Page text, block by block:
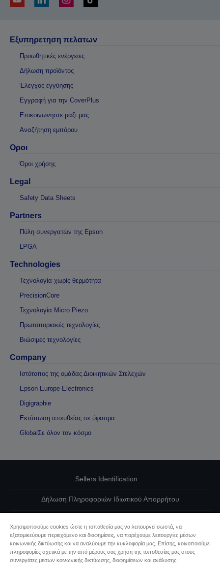
Εξυπηρετηση πελατων
Προωθητικές ενέργειες
Δήλωση προϊόντος
Έλεγχος εγγύησης
Εγγραφή για την CoverPlus
Επικοινωνηστε μαζι μας
Αναζήτηση εμπόρου
Οροι
Όροι χρήσης
Legal
Safety Data Sheets
Partners
Πύλη συνεργατών της Epson
LPGA
Technologies
Τεχνολογία χωρίς θερμότητα
PrecisionCore
Τεχνολογία Micro Piezo
Πρωτοποριακές τεχνολογίες
Βιώσιμες τεχνολογίες
Company
Ιστότοπος της ομάδας Διοικητικών Στελεχών
Epson Europe Electronics
Digigraphie
Εκτύπωση απευθείας σε ύφασμα
GlobalΣε όλον τον κόσμο
Sellers Identification
Δήλωση Πληροφοριών Ιδιωτικού Απορρήτου
Επικοινωνήστε μαζί μας για τα δεδομένα σας
Πληροφορίες σχετικά με τα cookie
Χρησιμοποιούμε cookies ώστε η τοποθεσία μας να λειτουργεί σωστά, να
εξατομικεύουμε περιεχόμενο και διαφημίσεις, να παρέχουμε λειτουργίες μέσων
κοινωνικής δικτύωσης και να αναλύουμε την κυκλοφορία μας. Επίσης, κοινοποιούμε
πληροφορίες σχετικά με την από μέρους σας χρήση της τοποθεσίας μας στους
συνεργάτες μέσων κοινωνικής δικτύωσης, διαφημίσεων και ανάλυσης.